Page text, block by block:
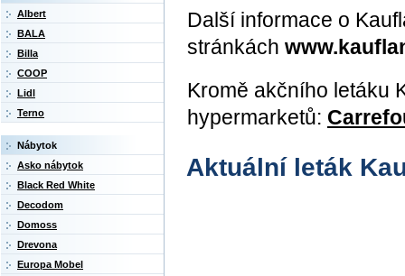
Další informace o
stránkách
Kromě akčního letáku
hypermarketů:
Aktuální leták
Albert
BALA
Billa
COOP
Lidl
Terno
Nábytok
Asko nábytok
Black Red White
Decodom
Domoss
Drevona
Europa Mobel